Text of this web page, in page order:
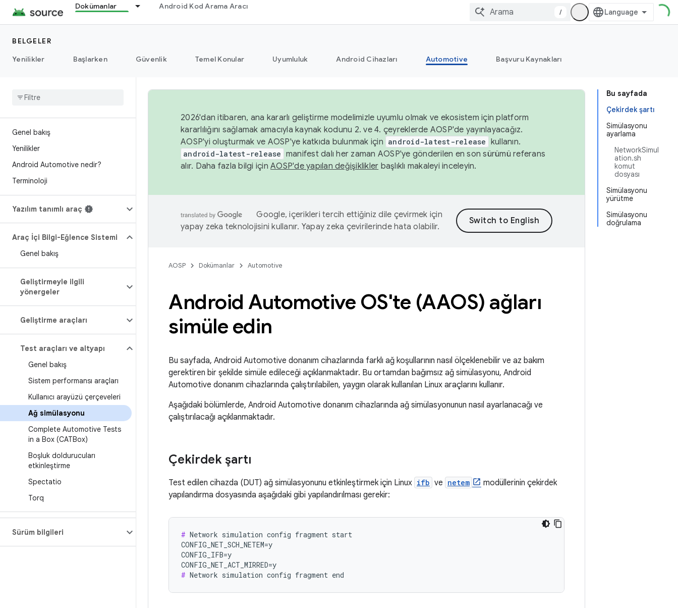
Dokümanlar Android Kod Arama Aracı
/
BELGELER
Yenilikler
Başlarken Güvenlik Temel Konular Uyumluluk Android Cihazları Automotive Başvuru Kaynakları
Genel bakış
Yenilikler
Android Automotive nedir?
Terminoloji
Yazılım tanımlı araç
Araç İçi Bilgi-Eğlence Sistemi
Genel bakış
Geliştirmeyle ilgili
yönergeler
Geliştirme araçları
Test araçları ve altyapı
Genel bakış
Sistem performansı araçları
Kullanıcı arayüzü çerçeveleri
Ağ simülasyonu
Complete Automotive Tests
in a Box (CATBox)
Boşluk doldurucuları
etkinleştirme
Spectatio
Torq
Sürüm bilgileri
Bu sayfada
Çekirdek şartı
Simülasyonu
ayarlama
NetworkSimul
ation.sh
komut
dosyası
Simülasyonu
yürütme
Simülasyonu
doğrulama
2026'dan itibaren, ana kararlı geliştirme modelimizle uyumlu olmak ve ekosistem için platform
kararlılığını sağlamak amacıyla kaynak kodunu 2. ve 4. çeyreklerde AOSP'de yayınlayacağız.
AOSP'yi oluşturmak ve AOSP'ye katkıda bulunmak için android-latest-release kullanın.
android-latest-release manifest dalı her zaman AOSP'ye gönderilen en son sürümü referans
alır. Daha fazla bilgi için AOSP'de yapılan değişiklikler başlıklı makaleyi inceleyin.
Google, içerikleri tercih ettiğiniz dile çevirmek için
yapay zeka teknolojisini kullanır. Yapay zeka çevirilerinde hata olabilir.
AOSP Dokümanlar Automotive
Android Automotive OS'te (AAOS) ağları
simüle edin
Bu sayfada, Android Automotive donanım cihazlarında farklı ağ koşullarının nasıl ölçeklenebilir ve az bakım
gerektiren bir şekilde simüle edileceği açıklanmaktadır. Bu ortamdan bağımsız ağ simülasyonu, Android
Automotive donanım cihazlarında çalıştırılabilen, yaygın olarak kullanılan Linux araçlarını kullanır.
Aşağıdaki bölümlerde, Android Automotive donanım cihazlarında ağ simülasyonunun nasıl ayarlanacağı ve
çalıştırılacağı açıklanmaktadır.
Çekirdek şartı
Test edilen cihazda (DUT) ağ simülasyonunu etkinleştirmek için Linux ifb ve netem
modüllerinin çekirdek
yapılandırma dosyasında aşağıdaki gibi yapılandırılması gerekir:
# Network simulation config fragment start
CONFIG_NET_SCH_NETEM=y
CONFIG_IFB=y
#